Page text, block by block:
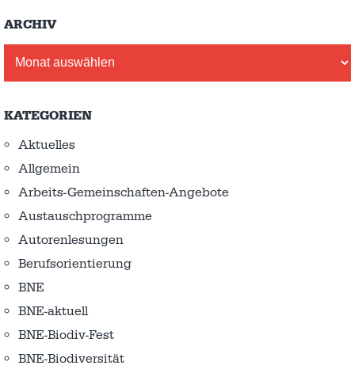
ARCHIV
KATEGORIEN
Aktuelles
Allgemein
Arbeits-Gemeinschaften-Angebote
Austausch­programme
Autorenlesungen
Berufsorientierung
BNE
BNE-aktuell
BNE-Biodiv-Fest
BNE-Biodiversität